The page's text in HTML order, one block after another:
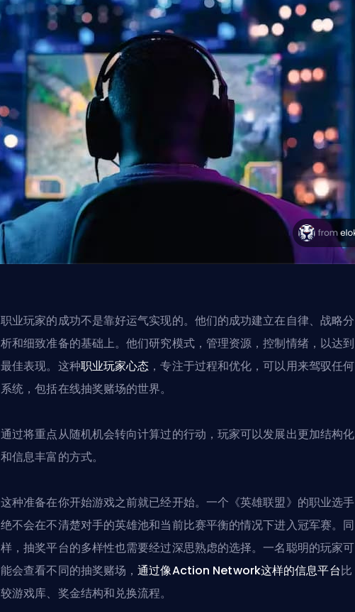
职业玩家的成功不是靠好运气实现的。他们的成功建立在自律、战略分
析和细致准备的基础上。他们研究模式，管理资源，控制情绪，以达到
最佳表现。这种职业玩家心态 ，专注于过程和优化，可以用来驾驭任何
系统，包括在线抽奖赌场的世界。
通过将重点从随机机会转向计算过的行动，玩家可以发展出更加结构化
和信息丰富的方式。
这种准备在你开始游戏之前就已经开始。一个《英雄联盟》的职业选手
绝不会在不清楚对手的英雄池和当前比赛平衡的情况下进入冠军赛。同
样，抽奖平台的多样性也需要经过深思熟虑的选择。一名聪明的玩家可
能会查看不同的抽奖赌场 ，通过像Action Network这样的信息平台比
较游戏库、奖金结构和兑换流程。